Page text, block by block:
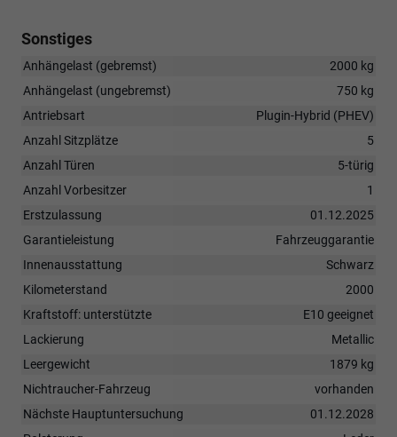
Sonstiges
Anhängelast (gebremst)
2000 kg
Anhängelast (ungebremst)
750 kg
Antriebsart
Plugin-Hybrid (PHEV)
Anzahl Sitzplätze
5
Anzahl Türen
5-türig
Anzahl Vorbesitzer
1
Erstzulassung
01.12.2025
Garantieleistung
Fahrzeuggarantie
Innenausstattung
Schwarz
Kilometerstand
2000
Kraftstoff: unterstützte
E10 geeignet
Lackierung
Metallic
Leergewicht
1879 kg
Nichtraucher-Fahrzeug
vorhanden
Nächste Hauptuntersuchung
01.12.2028